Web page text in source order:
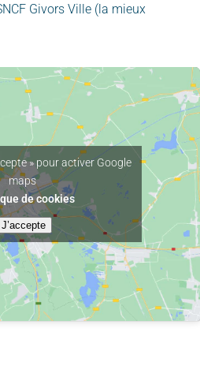
Givors Ville (la mieux
» pour activer Google
maps
de cookies
J’accepte